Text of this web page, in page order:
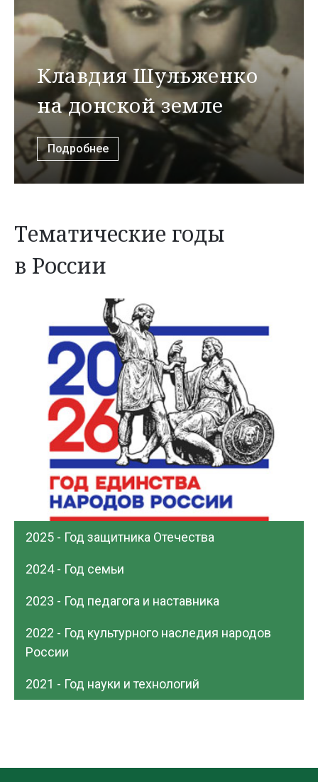
Клавдия Шульженко
на донской земле
Подробнее
Тематические годы
в России
2025 - Год защитника Отечества
2024 - Год семьи
2023 - Год педагога и наставника
2022 - Год культурного наследия народов
России
2021 - Год науки и технологий